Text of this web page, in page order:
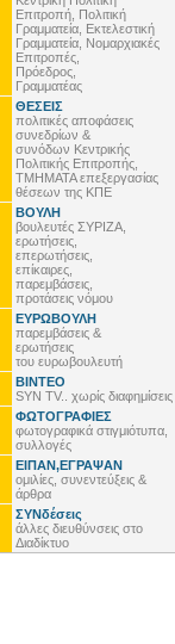
Επιτροπή, Πολιτική
Γραμματεία, Εκτελεστική
Γραμματεία, Νομαρχιακές
Επιτροπές,
Πρόεδρος,
Γραμματέας
ΘΕΣΕΙΣ
πολιτικές αποφάσεις
συνεδρίων &
συνόδων Κεντρικής
Πολιτικής Επιτροπής,
ΤΜΗΜΑΤΑ επεξεργασίας
θέσεων της ΚΠΕ
ΒΟΥΛΗ
βουλευτές ΣΥΡΙΖΑ,
ερωτήσεις,
επερωτήσεις,
επίκαιρες,
παρεμβάσεις,
προτάσεις νόμου
ΕΥΡΩΒΟΥΛΗ
παρεμβάσεις &
ερωτήσεις
του ευρωβουλευτή
ΒΙΝΤΕΟ
SYN TV.. χωρίς διαφημίσεις
ΦΩΤΟΓΡΑΦΙΕΣ
φωτογραφικά στιγμιότυπα,
συλλογές
ΕΙΠΑΝ,ΕΓΡΑΨΑΝ
ομιλίες, συνεντεύξεις &
άρθρα
ΣΥΝδέσεις
άλλες διευθύνσεις στο
Διαδίκτυο